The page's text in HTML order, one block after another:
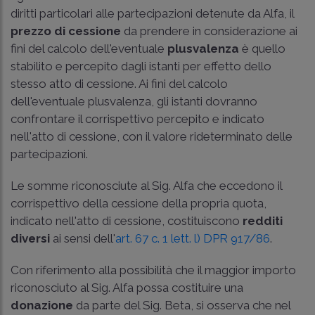
diritti particolari alle partecipazioni detenute da Alfa, il
prezzo di cessione da prendere in considerazione ai
fini del calcolo dell'eventuale plusvalenza è quello
stabilito e percepito dagli istanti per effetto dello
stesso atto di cessione. Ai fini del calcolo
dell'eventuale plusvalenza, gli istanti dovranno
confrontare il corrispettivo percepito e indicato
nell'atto di cessione, con il valore rideterminato delle
partecipazioni.
Le somme riconosciute al Sig. Alfa che eccedono il
corrispettivo della cessione della propria quota,
indicato nell'atto di cessione, costituiscono redditi
diversi ai sensi dell'art. 67 c. 1 lett. l) DPR 917/86.
Con riferimento alla possibilità che il maggior importo
riconosciuto al Sig. Alfa possa costituire una
donazione da parte del Sig. Beta, si osserva che nel